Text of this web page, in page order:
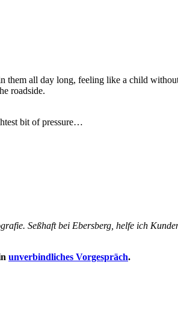
them all day long, feeling like a child
roadside.
bit of pressure…
Seßhaft bei Ebersberg, helfe ich
unverbindliches Vorgespräch.